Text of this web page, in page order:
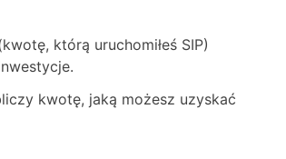
którą uruchomiłeś SIP)
kwotę, jaką możesz uzyskać